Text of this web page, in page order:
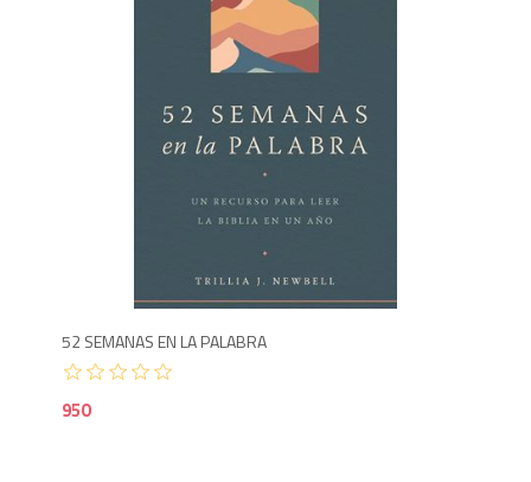
52 SEMANAS EN LA PALABRA
950